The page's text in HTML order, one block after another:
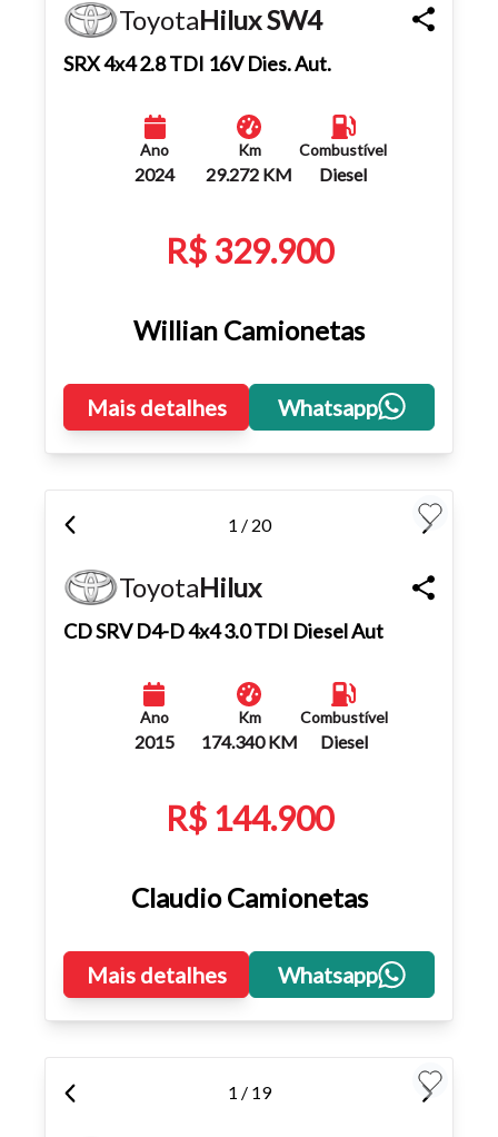
ToyotaHilux SW4
SRX 4x4 2.8 TDI 16V Dies. Aut.
Ano
2024
Km
29.272 KM
Combustível
Diesel
R$ 329.900
Willian Camionetas
Mais detalhes Whatsapp
1 / 20
ToyotaHilux
CD SRV D4-D 4x4 3.0 TDI Diesel Aut
Ano
2015
Km
174.340 KM
Combustível
Diesel
R$ 144.900
Claudio Camionetas
Mais detalhes Whatsapp
1 / 19